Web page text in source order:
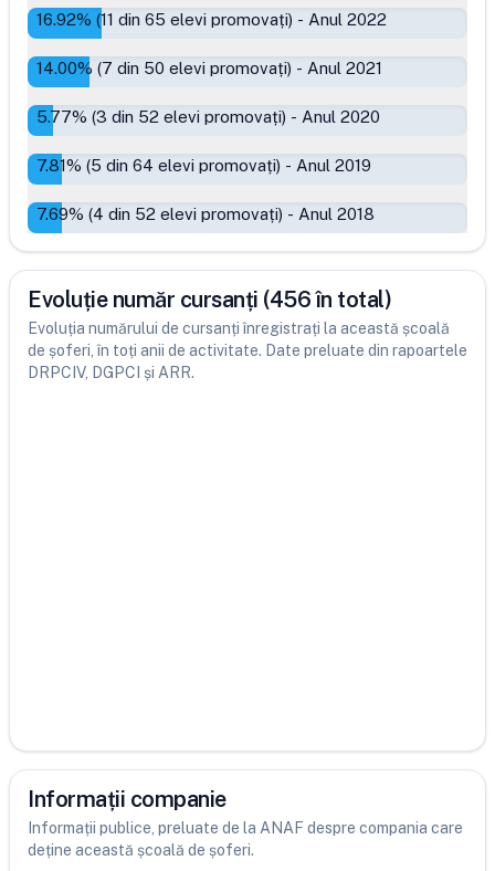
16.92% (11 din 65 elevi promovați) - Anul 2022
14.00% (7 din 50 elevi promovați) - Anul 2021
5.77% (3 din 52 elevi promovați) - Anul 2020
7.81% (5 din 64 elevi promovați) - Anul 2019
7.69% (4 din 52 elevi promovați) - Anul 2018
Evoluție număr cursanți (456 în total)
Evoluția numărului de cursanți înregistrați la această școală
de șoferi, în toți anii de activitate. Date preluate din rapoartele
DRPCIV, DGPCI și ARR.
Informații companie
Informații publice, preluate de la ANAF despre compania care
deține această școală de șoferi.